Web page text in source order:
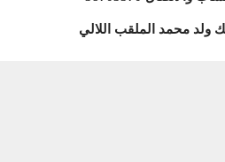
ولد محمد الملقب اللالي